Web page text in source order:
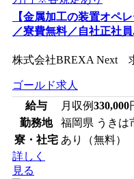
【金属加工の装置オペ
／寮費無料／自社正社員
株式会社BREXA Next
ゴールド求人
給与
月収例330,000
勤務地
福岡県 うきは
寮・社宅 あり（無料）
詳しく
見る